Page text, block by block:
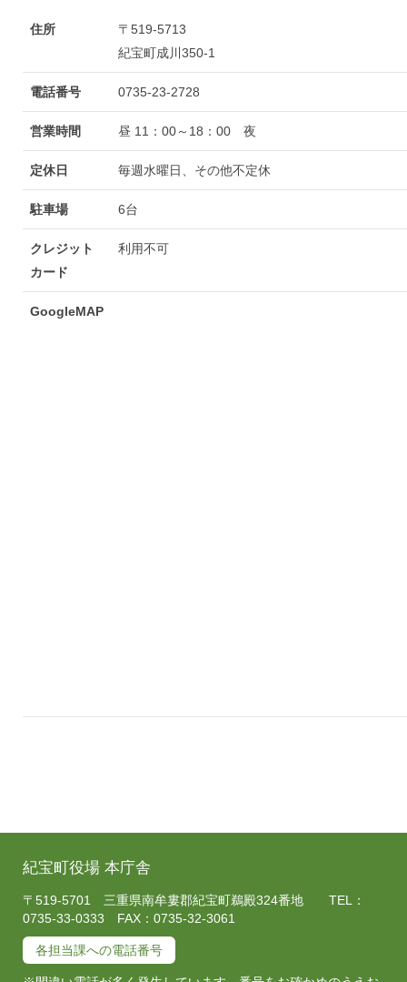
住所
〒519‐5713
紀宝町成川350‐1
電話番号 0735-23-2728
営業時間 昼 11：00～18：00 夜
定休日 毎週水曜日、その他不定休
駐車場 6台
クレジット
カード
利用不可
GoogleMAP
紀宝町役場 本庁舎
〒519-5701 三重県南牟婁郡紀宝町鵜殿324番地 TEL：
0735-33-0333 FAX：0735-32-3061
各担当課への電話番号